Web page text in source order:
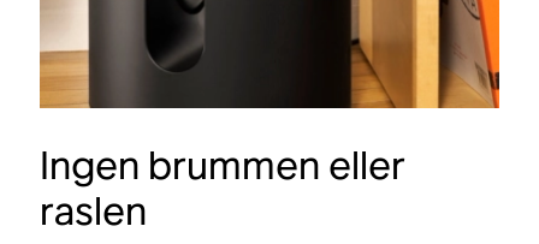
Ingen brummen eller
raslen